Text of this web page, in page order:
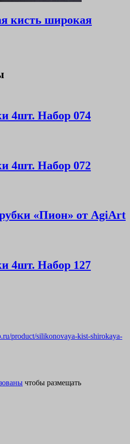
кисть широкая
4шт. Набор 074
4шт. Набор 072
«Пион» от AgiArt
4шт. Набор 127
product/silikonovaya-kist-shirokaya-
чтобы размещать